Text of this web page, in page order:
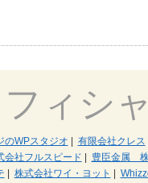
ィシ
のWPスタジオ 有限会社クレス
会社フルスピード
豊臣金属
株式会社ワイ・ヨット